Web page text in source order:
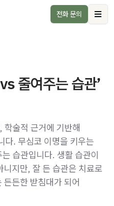
전화 문의
줄여주는 습관’
학술적 근거에 기반해
다. 무심코 이명을 키우는
습관입니다. 생활 습관이
지만, 잘 든 습관은 치료로
든든한 받침대가 되어